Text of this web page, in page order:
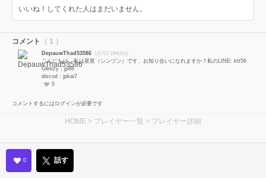
いいね！してくれた人はまだいません。
コメント （ 1 ）
DepauwThad53586 1月7日 19時20分
こんにちは、私は星星（シンヅン）です、お知り合いになれますか？私のLINE: ktt56
Gleezy：jp88
discod：jpkai7
0
コメントするにはログインが必要です
HOME > プレイヤー一覧 > プレイヤー詳細
0 話す